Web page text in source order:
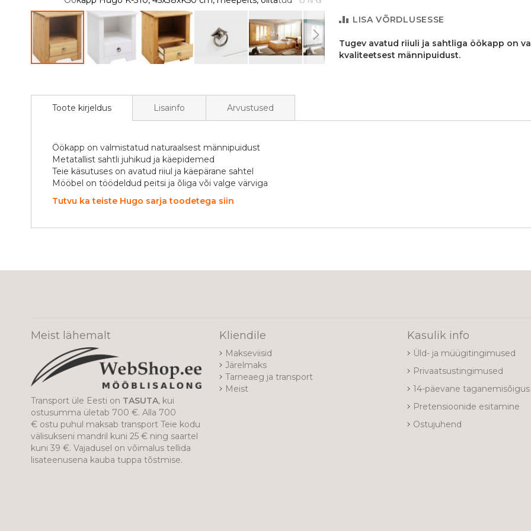
the
beginning
images
gallery
LISA VÕRDLUSESSE
Tugev avatud riiuli ja sahtliga öökapp on
kvaliteetsest männipuidust.
Toote kirjeldus
Öökapp on valmistatud naturaalsest männipuidust
Metatallist sahtli juhikud ja käepidemed
Teie käsutuses on avatud riiul ja käepärane sahtel
Mööbel on töödeldud peitsi ja õliga või valge värviga
Tutvu ka teiste Hugo sarja toodetega siin
Lisainfo Arvustused
Meist lähemalt
Transport üle Eesti on TASUTA, kui
ostusumma ületab 700 €. Alla 700
€ ostu puhul maksab transport Teie kodu
välisukseni mandril kuni 25 € ning saartel
kuni 39 €. Vajadusel on võimalus tellida
lisateenusena kauba tuppa tõstmise.
Kliendile
Makseviisid
Järelmaks
Tarneaeg ja transport
Meist
Kasulik info
Üld- ja müügitingimused
Privaatsustingimused
14-päevane taganemisõigus
Pretensioonide esitamine
Ostujuhend